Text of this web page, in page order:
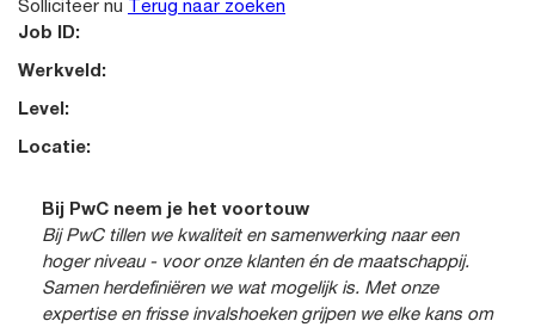
Solliciteer nu Terug naar zoeken
Job ID:
Werkveld:
Level:
Locatie:
Bij PwC neem je het voortouw
Bij PwC tillen we kwaliteit en samenwerking naar een
hoger niveau - voor onze klanten én de maatschappij.
Samen herdefiniëren we wat mogelijk is. Met onze
expertise en frisse invalshoeken grijpen we elke kans om